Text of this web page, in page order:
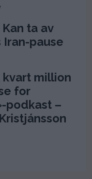
ta av
pause
kvart million
for
podkast –